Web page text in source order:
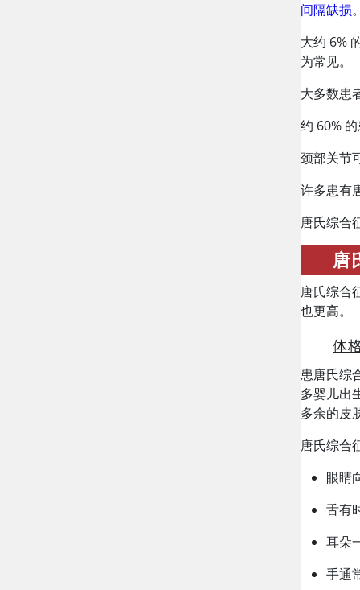
间隔缺损
大约 6%
为常见。
大多数患
约 60%
颈部关节
许多患有
唐氏综合
唐
唐氏综合
也更高。
体
患唐氏综
多婴儿出
多余的皮
唐氏综合
眼睛
舌有
耳朵
手通